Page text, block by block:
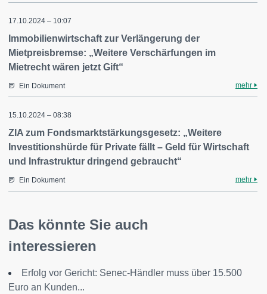
17.10.2024 – 10:07
Immobilienwirtschaft zur Verlängerung der
Mietpreisbremse: „Weitere Verschärfungen im
Mietrecht wären jetzt Gift“
Ein Dokument mehr
15.10.2024 – 08:38
ZIA zum Fondsmarktstärkungsgesetz: „Weitere
Investitionshürde für Private fällt – Geld für Wirtschaft
und Infrastruktur dringend gebraucht“
Ein Dokument mehr
Das könnte Sie auch
interessieren
Erfolg vor Gericht: Senec-Händler muss über 15.500
Euro an Kunden...